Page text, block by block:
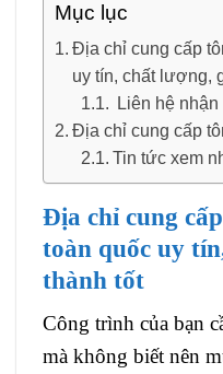
Mục lục
Địa chỉ cung cấp
uy tín, chất lượng,
Liên hệ
Địa chỉ cung cấp
Tin tức xem
Địa chỉ cung
toàn quốc uy
thành tốt
Công trình của bạn
mà không biết nên